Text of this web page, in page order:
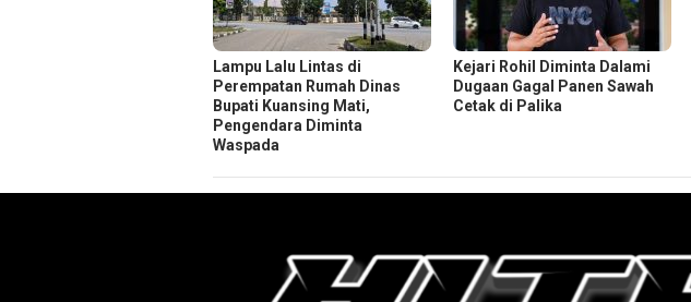
Lampu Lalu Lintas di
Perempatan Rumah Dinas
Bupati Kuansing Mati,
Pengendara Diminta
Waspada
Kejari Rohil Diminta Dalami
Dugaan Gagal Panen Sawah
Cetak di Palika